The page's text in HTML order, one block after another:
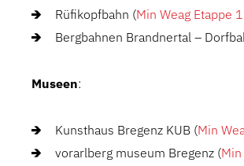
Rüfikopfbahn (Min Weag Etappe
Bergbahnen Brandnertal –
Museen:
Kunsthaus Bregenz KUB (Min
vorarlberg museum Bregenz (